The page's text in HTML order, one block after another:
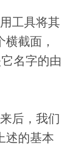
工具将其
截面，
名字的由
后，我们
述的基本